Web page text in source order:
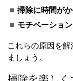
掃除に時間が
モチベーショ
これらの原因を
ましょう。